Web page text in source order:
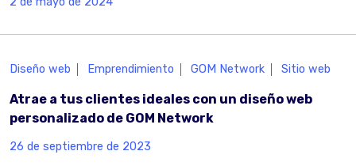
Diseño web Emprendimiento GOM Network Sitio web
Atrae a tus clientes ideales con un diseño web
personalizado de GOM Network
26 de septiembre de 2023